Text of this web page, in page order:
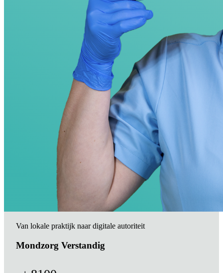
Van lokale praktijk naar digitale autoriteit
Mondzorg Verstandig